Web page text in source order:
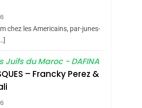
Dis Guerre»: La
Nouvelle Chanson De
Boy George
ISRAÉL JUDAISME
chez les Americains, par-junes-
Juifs du Maroc - DAFINA
– Francky Perez &